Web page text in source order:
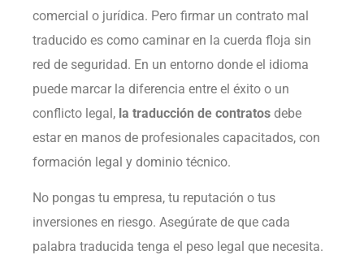
comercial o jurídica. Pero firmar un contrato mal
traducido es como caminar en la cuerda floja sin
red de seguridad. En un entorno donde el idioma
puede marcar la diferencia entre el éxito o un
conflicto legal, la traducción de contratos debe
estar en manos de profesionales capacitados, con
formación legal y dominio técnico.
No pongas tu empresa, tu reputación o tus
inversiones en riesgo. Asegúrate de que cada
palabra traducida tenga el peso legal que necesita.